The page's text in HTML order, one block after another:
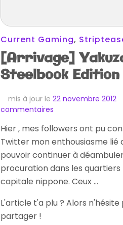
Current Gaming,
[Arrivage]
Steelbook Edition
mis à jour le 22 novembre 2012
commentairessur
Yakuza
4
Steelbook
Hier , mes followers ont pu
Twitter mon enthousiasme lié
pouvoir continuer à
procuration dans les quartiers
capitale nippone. Ceux …
L'article t'a plu ? Alors n'hésite
partager !